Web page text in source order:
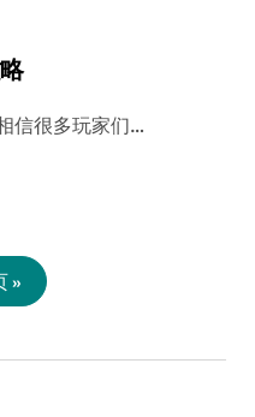
信很多玩家们…
»